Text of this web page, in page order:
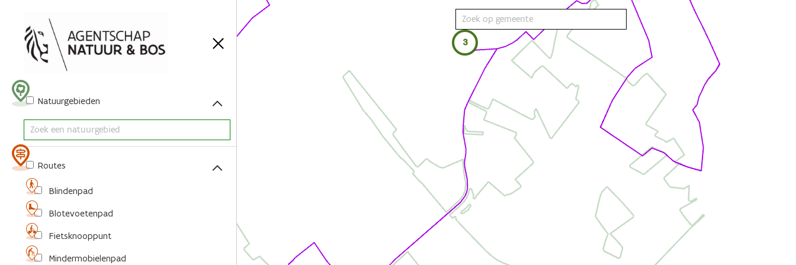
Acties
Natuurgebieden
Routes
Blindenpad
Blotevoetenpad
Fietsknooppunt
Mindermobielenpad